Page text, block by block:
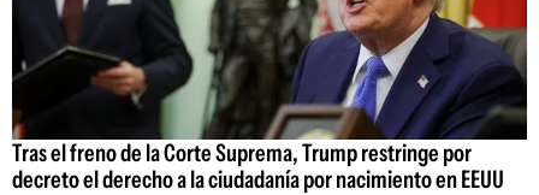
Tras el freno de la Corte Suprema, Trump restringe por
decreto el derecho a la ciudadanía por nacimiento en EEUU